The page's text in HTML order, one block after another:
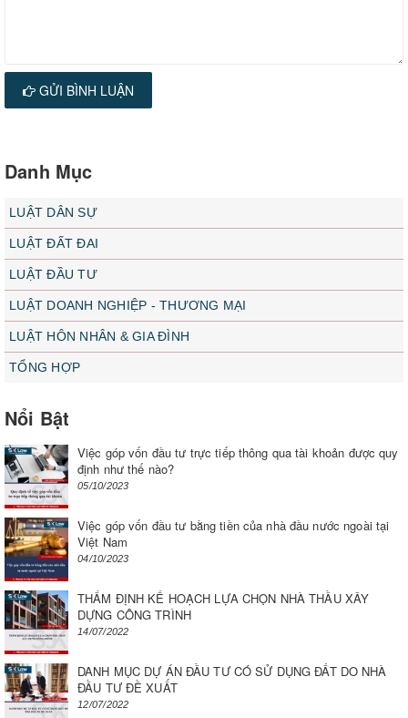
GỬI BÌNH LUẬN
Danh Mục
LUẬT DÂN SỰ
LUẬT ĐẤT ĐAI
LUẬT ĐẦU TƯ
LUẬT DOANH NGHIỆP - THƯƠNG MẠI
LUẬT HÔN NHÂN & GIA ĐÌNH
TỔNG HỢP
Nổi Bật
Việc góp vốn đầu tư trực tiếp thông qua tài khoản được quy
định như thế nào?
05/10/2023
Việc góp vốn đầu tư bằng tiền của nhà đầu nước ngoài tại
Việt Nam
04/10/2023
THẨM ĐỊNH KẾ HOẠCH LỰA CHỌN NHÀ THẦU XÂY
DỰNG CÔNG TRÌNH
14/07/2022
DANH MỤC DỰ ÁN ĐẦU TƯ CÓ SỬ DỤNG ĐẤT DO NHÀ
ĐẦU TƯ ĐỀ XUẤT
12/07/2022